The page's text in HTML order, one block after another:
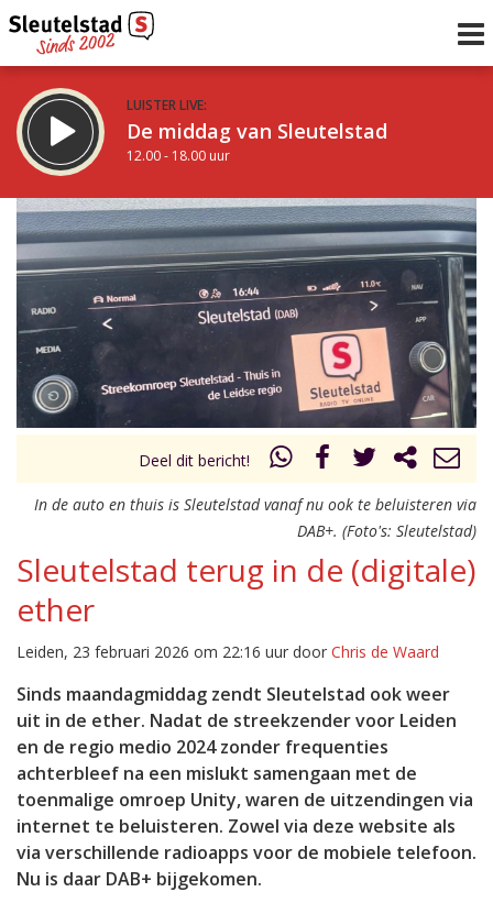
LUISTER LIVE:
De middag van Sleutelstad
12.00 - 18.00 uur
STRAKS:
De avond van Sleutelstad
18.00 - 19.00 uur
Vorig uur
uur 1 van 0 Volgend uur
Deel dit bericht!
In de auto en thuis is Sleutelstad vanaf nu ook te beluisteren via
DAB+. (Foto's: Sleutelstad)
Sleutelstad terug in de (digitale)
ether
Leiden, 23 februari 2026 om 22:16 uur door Chris de Waard
Sinds maandagmiddag zendt Sleutelstad ook weer
uit in de ether. Nadat de streekzender voor Leiden
en de regio medio 2024 zonder frequenties
achterbleef na een mislukt samengaan met de
toenmalige omroep Unity, waren de uitzendingen via
internet te beluisteren. Zowel via deze website als
via verschillende radioapps voor de mobiele telefoon.
Nu is daar DAB+ bijgekomen.